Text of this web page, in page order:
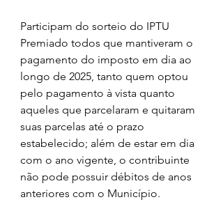
Participam do sorteio do IPTU
Premiado todos que mantiveram o
pagamento do imposto em dia ao
longo de 2025, tanto quem optou
pelo pagamento à vista quanto
aqueles que parcelaram e quitaram
suas parcelas até o prazo
estabelecido; além de estar em dia
com o ano vigente, o contribuinte
não pode possuir débitos de anos
anteriores com o Município.